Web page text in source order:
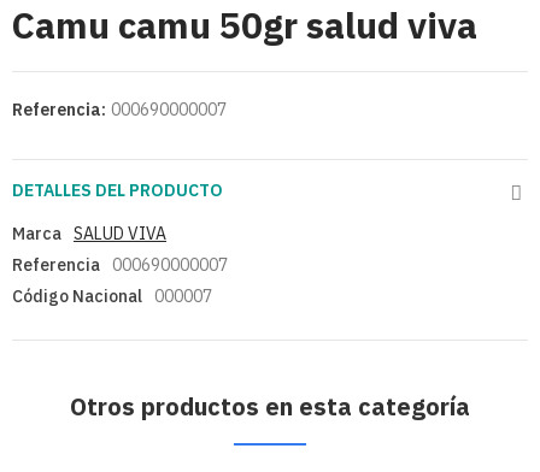
Camu camu 50gr salud viva
Referencia: 000690000007
DETALLES DEL PRODUCTO
Marca SALUD VIVA
Referencia
000690000007
Código Nacional
000007
Otros productos en esta categoría